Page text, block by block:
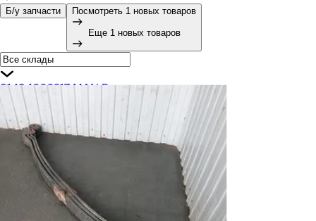
Б/у запчасти Посмотреть 1 новых товаров
Еще 1 новых товаров
81434026217 MAN Рессора передняя